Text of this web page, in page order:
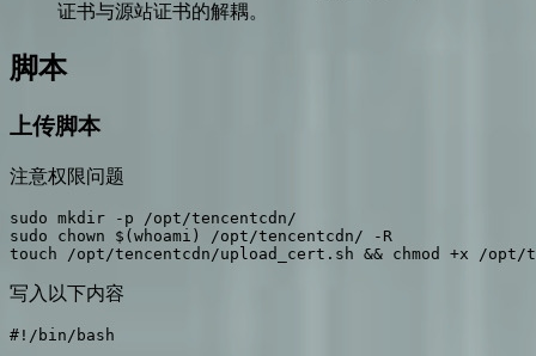
证书与源站证书的解耦。
脚本
上传脚本
注意权限问题
sudo mkdir -p /opt/tencentcdn/
sudo chown $(whoami) /opt/tencentcdn/ -R
touch /opt/tencentcdn/upload_cert.sh && chmod +x /opt/
写入以下内容
#!/bin/bash